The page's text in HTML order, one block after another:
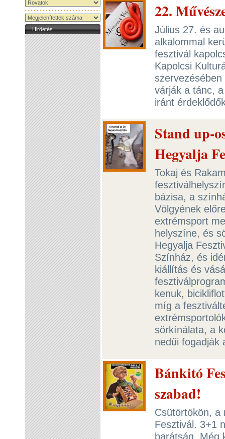
Hirdetés
22.
Július 27. és
alkalommal
fesztivál
Kapolcsi
várják a tánc,
iránt
Stand up-
Hegyalja
Tokaj és
bázisa, a
Völgyének
extrémsport
helyszíne, és
Hegyalja
Színház, és
kiállítás és
kenuk,
míg a
sörkínálata, a
nedűi fogadják
Bánkitó
szabad!
Csütörtökön, a
Fesztivál. 3+1
barátság. Még